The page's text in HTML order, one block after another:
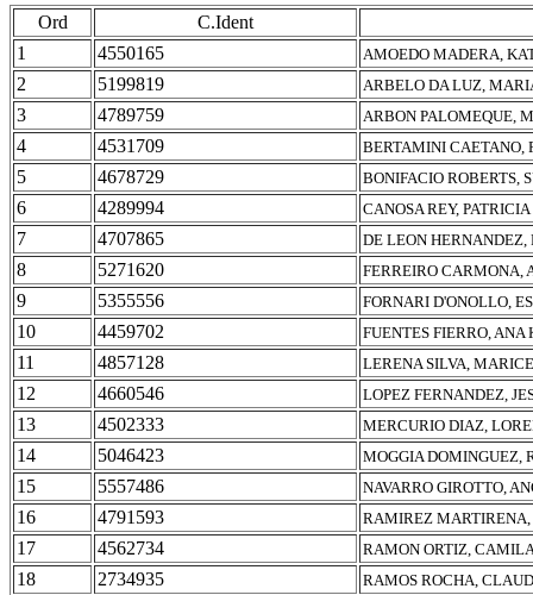
Ord
C.Ident
1
4550165 AMOEDO MADERA,
2 5199819 ARBELO DA LUZ,
3 4789759 ARBON PALOMEQUE,
4 4531709 BERTAMINI CAETANO,
5 4678729 BONIFACIO ROBERTS,
6 4289994 CANOSA REY,
7 4707865 DE LEON HERNANDEZ,
8 5271620 FERREIRO CARMONA,
9 5355556 FORNARI D'ONOLLO,
10 4459702 FUENTES FIERRO, ANA
11 4857128 LERENA SILVA,
12 4660546 LOPEZ FERNANDEZ,
13 4502333 MERCURIO DIAZ,
14 5046423 MOGGIA DOMINGUEZ,
15 5557486 NAVARRO GIROTTO,
16 4791593 RAMIREZ MARTIRENA,
17 4562734 RAMON ORTIZ,
18 2734935 RAMOS ROCHA,